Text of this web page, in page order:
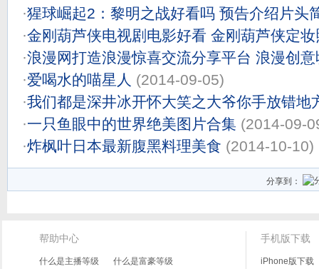
·猩球崛起2：黎明之战好看吗 预告介绍片头
·金刚葫芦侠电视剧电影好看 金刚葫芦侠定妆
·浪漫网打造浪漫惊喜交流分享平台 浪漫创
·爱喝水的喵星人 (2014-09-05)
·我们都是深井冰开怀大笑之大爷你手放错地
·一只鱼眼中的世界绝美图片合集 (2014-09-
·炸枫叶日本最新腹黑料理美食 (2014-10-10)
分享到：
帮助中心
什么是主播等级 什么是富豪等级
手机版下载
iPhone版下载